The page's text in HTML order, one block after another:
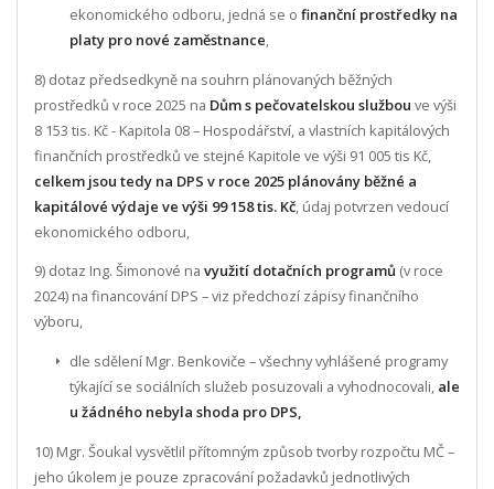
ekonomického odboru, jedná se o finanční prostředky na
platy pro nové zaměstnance,
8) dotaz předsedkyně na souhrn plánovaných běžných
prostředků v roce 2025 na Dům s pečovatelskou službou ve výši
8 153 tis. Kč - Kapitola 08 – Hospodářství, a vlastních kapitálových
finančních prostředků ve stejné Kapitole ve výši 91 005 tis Kč,
celkem jsou tedy na DPS v roce 2025 plánovány běžné a
kapitálové výdaje ve výši 99 158 tis. Kč, údaj potvrzen vedoucí
ekonomického odboru,
9) dotaz Ing. Šimonové na využití dotačních programů (v roce
2024) na financování DPS – viz předchozí zápisy finančního
výboru,
dle sdělení Mgr. Benkoviče – všechny vyhlášené programy
týkající se sociálních služeb posuzovali a vyhodnocovali, ale
u žádného nebyla shoda pro DPS,
10) Mgr. Šoukal vysvětlil přítomným způsob tvorby rozpočtu MČ –
jeho úkolem je pouze zpracování požadavků jednotlivých